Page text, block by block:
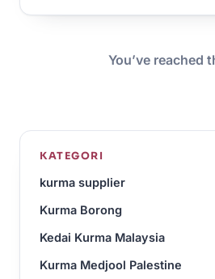
You’ve reached
KATEGORI
kurma supplier
Kurma Borong
Kedai Kurma Malaysia
Kurma Medjool Palestine